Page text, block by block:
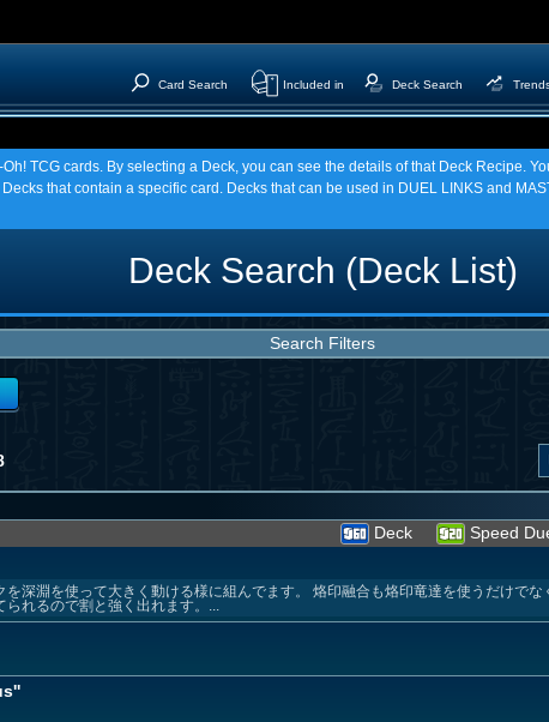
Card Search Included in Deck Search
TCG cards. By selecting a Deck, you can see the details of that Deck Recipe.
that contain a specific card. Decks that can be used in DUEL LINKS and
Deck Search (Deck List)
Search Filters
Deck Speed
深淵を使って大きく動ける様に組んでます。 烙印融合も烙印竜達を使うだけで
れるので割と強く出れます。...